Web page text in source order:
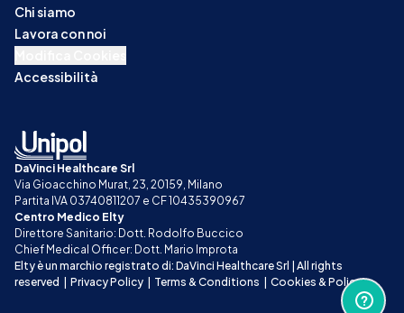
Chi siamo
Lavora con noi
Accessibilità
DaVinci Healthcare Srl
Via Gioacchino Murat, 23, 20159, Milano
Partita IVA 03740811207 e CF 10435390967
Centro Medico Elty
Direttore Sanitario: Dott. Rodolfo Buccico
Chief Medical Officer: Dott. Mario Improta
Elty è un marchio registrato di: DaVinci Healthcare Srl | All rights
reserved | Privacy Policy | Terms & Conditions | Cookies & Policy